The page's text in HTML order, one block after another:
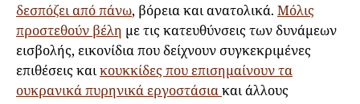
δεσπόζει από πάνω, βόρεια και ανατολικά. Μόλις
προστεθούν βέλη με τις κατευθύνσεις των δυνάμεων
εισβολής, εικονίδια που δείχνουν συγκεκριμένες
επιθέσεις καικουκκίδες που επισημαίνουν τα
ουκρανικά πυρηνικά εργοστάσιακαι άλλους